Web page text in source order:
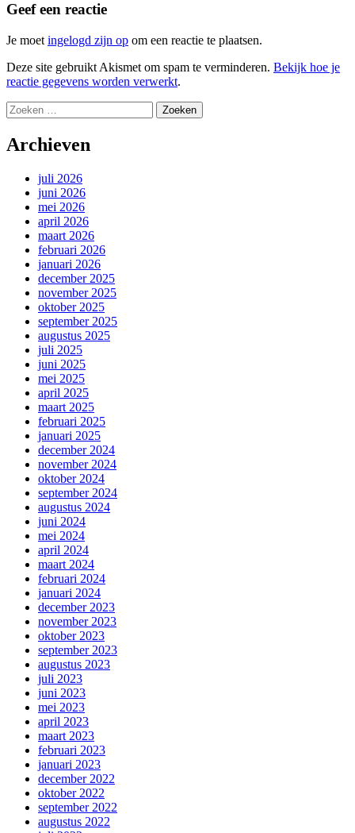
Geef een reactie
Je moet ingelogd zijn op om een reactie te plaatsen.
Deze site gebruikt Akismet om spam te verminderen. Bekijk hoe je
reactie gegevens worden verwerkt.
Zoeken
naar:
Archieven
juli 2026
juni 2026
mei 2026
april 2026
maart 2026
februari 2026
januari 2026
december 2025
november 2025
oktober 2025
september 2025
augustus 2025
juli 2025
juni 2025
mei 2025
april 2025
maart 2025
februari 2025
januari 2025
december 2024
november 2024
oktober 2024
september 2024
augustus 2024
juni 2024
mei 2024
april 2024
maart 2024
februari 2024
januari 2024
december 2023
november 2023
oktober 2023
september 2023
augustus 2023
juli 2023
juni 2023
mei 2023
april 2023
maart 2023
februari 2023
januari 2023
december 2022
oktober 2022
september 2022
augustus 2022